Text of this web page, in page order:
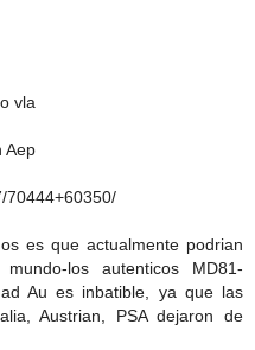
vla
Aep
70444+60350/
es que actualmente podrian
los autenticos MD81-
Au es inbatible, ya que las
Austrian, PSA dejaron de